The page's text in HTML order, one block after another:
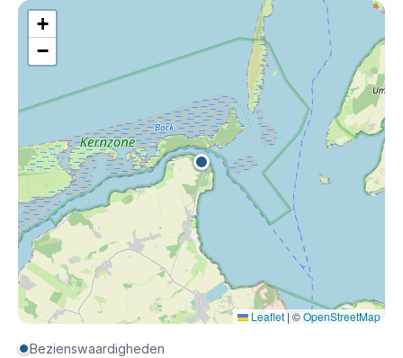
+
−
Leaflet | ©OpenStreetMap
Bezienswaardigheden